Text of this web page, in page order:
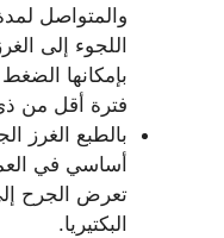
والمتواصل
اللجوء إلى
بإمكانها
فترة أقل من
بالطبع الغرز
أساسي في
تعرض الجرح
البكتيريا.